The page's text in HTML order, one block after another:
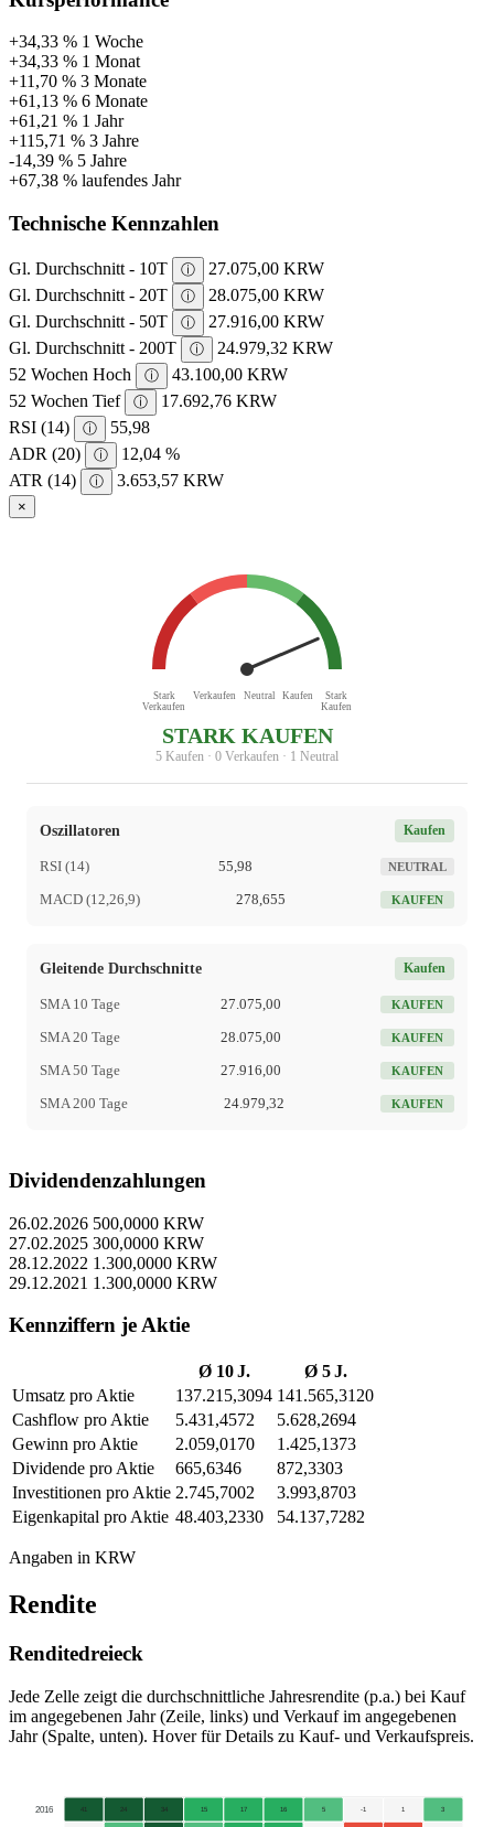
+34,33 % 1 Woche
+34,33 % 1 Monat
+11,70 % 3 Monate
+61,13 % 6 Monate
+61,21 % 1 Jahr
+115,71 % 3 Jahre
-14,39 % 5 Jahre
+67,38 % laufendes Jahr
Technische Kennzahlen
Gl. Durchschnitt - 10T ⓘ
27.075,00 KRW
Gl. Durchschnitt - 20T
ⓘ
28.075,00 KRW
Gl. Durchschnitt - 50T
ⓘ
27.916,00 KRW
Gl. Durchschnitt - 200T
ⓘ
24.979,32 KRW
52 Wochen Hoch
ⓘ
43.100,00 KRW
52 Wochen Tief
ⓘ
17.692,76 KRW
RSI (14)
ⓘ
55,98
ADR (20)
ⓘ
12,04 %
ATR (14)
ⓘ 3.653,57 KRW
×
Stark
Verkaufen
Verkaufen Neutral Kaufen
Stark
Kaufen
STARK KAUFEN
5 Kaufen · 0 Verkaufen · 1 Neutral
Oszillatoren Kaufen
RSI (14) 55,98 NEUTRAL
MACD (12,26,9) 278,655 KAUFEN
Gleitende Durchschnitte Kaufen
SMA 10 Tage 27.075,00 KAUFEN
SMA 20 Tage 28.075,00 KAUFEN
SMA 50 Tage 27.916,00 KAUFEN
SMA 200 Tage 24.979,32 KAUFEN
Dividendenzahlungen
26.02.2026 500,0000 KRW
27.02.2025 300,0000 KRW
28.12.2022 1.300,0000 KRW
29.12.2021 1.300,0000 KRW
Kennziffern je Aktie
Ø 10 J.
Ø 5 J.
Umsatz pro Aktie
137.215,3094 141.565,3120
Cashflow pro Aktie
5.431,4572
5.628,2694
Gewinn pro Aktie
2.059,0170
1.425,1373
Dividende pro Aktie
665,6346
872,3303
Investitionen pro Aktie 2.745,7002
3.993,8703
Eigenkapital pro Aktie 48.403,2330 54.137,7282
Angaben in KRW
Rendite
Renditedreieck
Jede Zelle zeigt die durchschnittliche Jahresrendite (p.a.) bei Kauf
im angegebenen Jahr (Zeile, links) und Verkauf im angegebenen
Jahr (Spalte, unten). Hover für Details zu Kauf- und Verkaufspreis.
2016 41 24 34 15 17 16 5 -1 1 3